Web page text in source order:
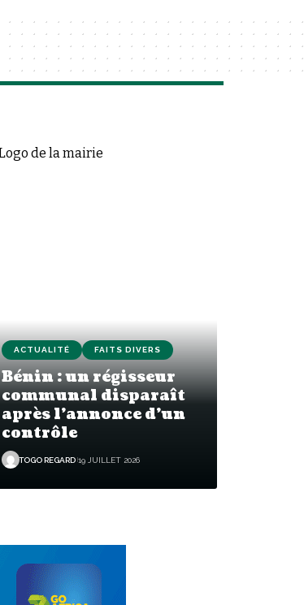
ACTUALITÉ FAITS DIVERS
Bénin : un régisseur
communal disparaît
après l’annonce d’un
contrôle
TOGO REGARD 19 JUILLET 2026